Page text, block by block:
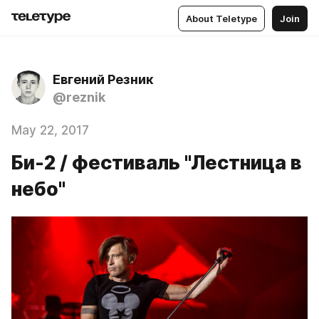
About Teletype Join
Евгений Резник
@reznik
May 22, 2017
Би-2 / фестиваль "Лестница в
небо"